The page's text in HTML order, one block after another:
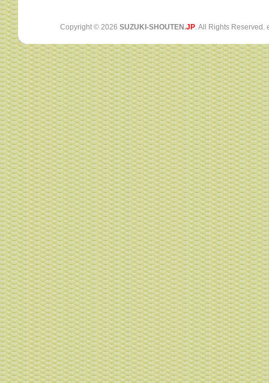
Copyright © 2026 SUZUKI-SHOUTEN.JP. All Rights Reserved.